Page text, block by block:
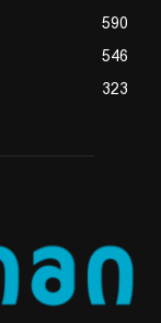
590
546
323